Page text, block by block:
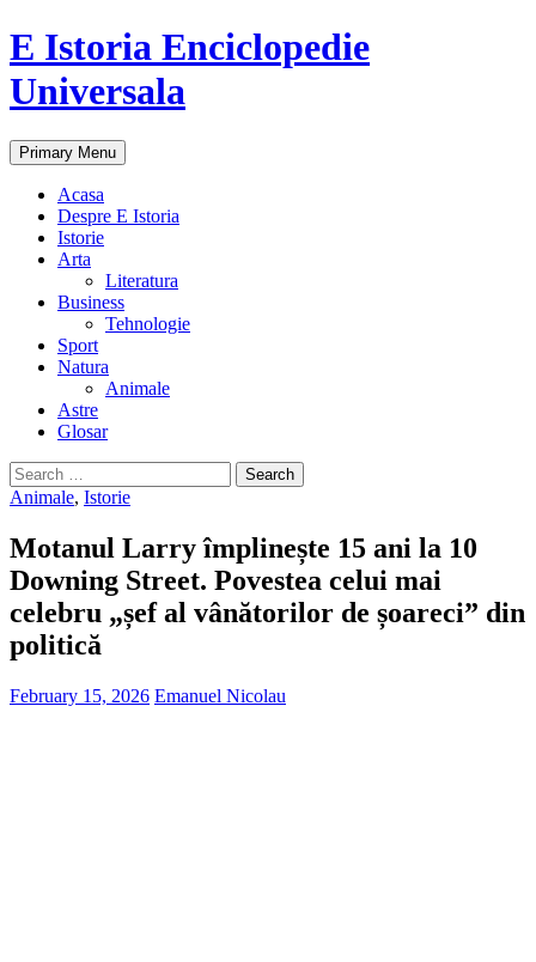
E Istoria Enciclopedie
Universala
Search
Primary Menu Skip
to
Acasa
Despre E Istoria
Istorie
Arta
Literatura
Business
Tehnologie
Sport
Natura
Animale
Astre
Glosar
Search
for:
Animale, Istorie
Motanul Larry împlinește 15 ani la 10
Downing Street. Povestea celui mai
celebru „șef al vânătorilor de șoareci” din
politică
February 15, 2026 Emanuel Nicolau